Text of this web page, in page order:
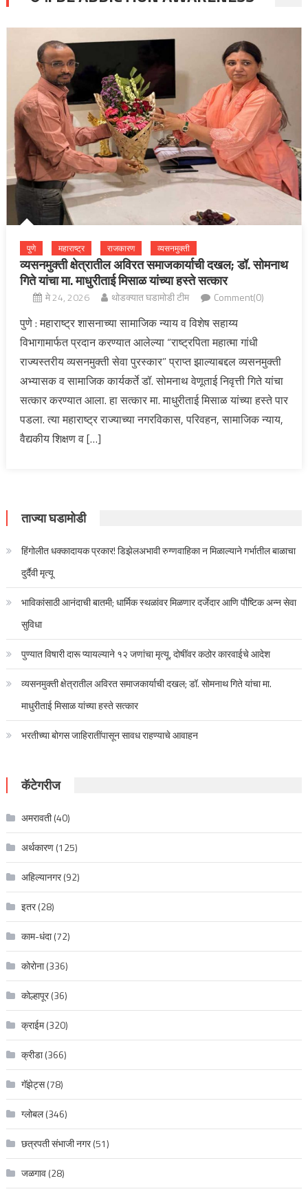
पुणे महाराष्ट्र राजकारण व्यसनमुक्ती
व्यसनमुक्ती क्षेत्रातील अविरत समाजकार्याची दखल; डॉ. सोमनाथ
गिते यांचा मा. माधुरीताई मिसाळ यांच्या हस्ते सत्कार
मे 24, 2026 थोडक्यात घडामोडी टीम Comment(0)
पुणे : महाराष्ट्र शासनाच्या सामाजिक न्याय व विशेष सहाय्य
विभागामार्फत प्रदान करण्यात आलेल्या “राष्ट्रपिता महात्मा गांधी
राज्यस्तरीय व्यसनमुक्ती सेवा पुरस्कार” प्राप्त झाल्याबद्दल व्यसनमुक्ती
अभ्यासक व सामाजिक कार्यकर्ते डॉ. सोमनाथ वेणूताई निवृत्ती गिते यांचा
सत्कार करण्यात आला. हा सत्कार मा. माधुरीताई मिसाळ यांच्या हस्ते पार
पडला. त्या महाराष्ट्र राज्याच्या नगरविकास, परिवहन, सामाजिक न्याय,
वैद्यकीय शिक्षण व […]
ताज्या घडामोडी
हिंगोलीत धक्कादायक प्रकार! डिझेलअभावी रुग्णवाहिका न मिळाल्याने गर्भातील बाळाचा
दुर्दैवी मृत्यू
भाविकांसाठी आनंदाची बातमी; धार्मिक स्थळांवर मिळणार दर्जेदार आणि पौष्टिक अन्न सेवा
सुविधा
पुण्यात विषारी दारू प्यायल्याने १२ जणांचा मृत्यू, दोषींवर कठोर कारवाईचे आदेश
व्यसनमुक्ती क्षेत्रातील अविरत समाजकार्याची दखल; डॉ. सोमनाथ गिते यांचा मा.
माधुरीताई मिसाळ यांच्या हस्ते सत्कार
भरतीच्या बोगस जाहिरातींपासून सावध राहण्याचे आवाहन
कॅटेगरीज
अमरावती(40)
अर्थकारण(125)
अहिल्यानगर(92)
इतर(28)
काम-धंदा(72)
कोरोना(336)
कोल्हापूर(36)
क्राईम(320)
क्रीडा(366)
गॅझेट्स(78)
ग्लोबल(346)
छत्रपती संभाजी नगर(51)
जळगाव(28)